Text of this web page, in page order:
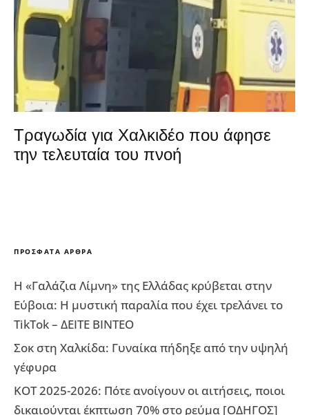
Τραγωδία για Χαλκιδέο που άφησε
την τελευταία του πνοή
ΠΡΌΣΦΑΤΑ ΆΡΘΡΑ
Η «Γαλάζια Λίμνη» της Ελλάδας κρύβεται στην
Εύβοια: Η μυστική παραλία που έχει τρελάνει το
TikTok – ΔΕΙΤΕ ΒΙΝΤΕΟ
Σοκ στη Χαλκίδα: Γυναίκα πήδηξε από την υψηλή
γέφυρα
ΚΟΤ 2025-2026: Πότε ανοίγουν οι αιτήσεις, ποιοι
δικαιούνται έκπτωση 70% στο ρεύμα [ΟΔΗΓΟΣ]